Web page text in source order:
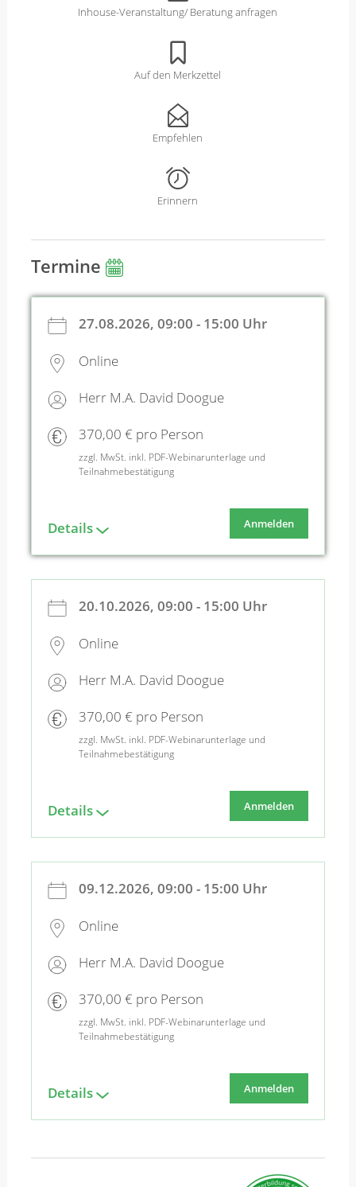
Inhouse-Veranstaltung/ Beratung anfragen
Auf den Merkzettel
Empfehlen
Erinnern
Termine
27.08.2026, 09:00 - 15:00 Uhr
Online
Herr M.A. David Doogue
370,00 € pro Person
zzgl. MwSt. inkl. PDF-Webinarunterlage und
Teilnahmebestätigung
Details Anmelden
20.10.2026, 09:00 - 15:00 Uhr
Online
Herr M.A. David Doogue
370,00 € pro Person
zzgl. MwSt. inkl. PDF-Webinarunterlage und
Teilnahmebestätigung
Details Anmelden
09.12.2026, 09:00 - 15:00 Uhr
Online
Herr M.A. David Doogue
370,00 € pro Person
zzgl. MwSt. inkl. PDF-Webinarunterlage und
Teilnahmebestätigung
Details Anmelden